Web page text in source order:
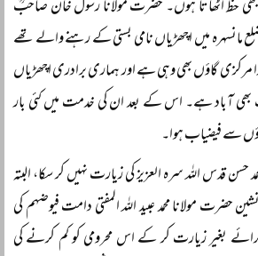
کبھی حظ اٹھاتا ہوں۔ حضرت مولانا رسول خان صاحبؒ
میں اچھڑیاں نامی بستی کے رہنے والے تھے
مرکزی گاؤں بھی وہی ہے اور ہماری برادری اچھڑیاں
آباد ہے۔ اس کے بعد ان کی خدمت میں کئی بار
سے فیضیاب ہوا۔
حسن قدس اللہ سرہ العزیز کی زیارت نہیں کر سکا، البتہ
حضرت مولانا محمد عبید اللہ المفتی دامت فیوضہم کی
بغیر زیارت کر کے اس محرومی کو کم کرنے کی